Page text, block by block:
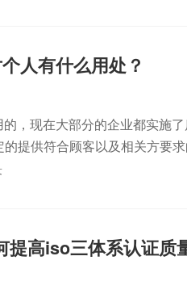
人有什么用处？
，现在大部分的企业都实施
提供符合顾客以及相关方要
讲的对与个人，可能是说内审
提高iso三体系认证质